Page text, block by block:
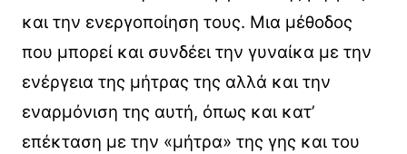
και την ενεργοποίηση τους. Μια μέθοδος
που μπορεί και συνδέει την γυναίκα με την
ενέργεια της μήτρας της αλλά και την
εναρμόνιση της αυτή, όπως και κατ’
επέκταση με την «μήτρα» της γης και του